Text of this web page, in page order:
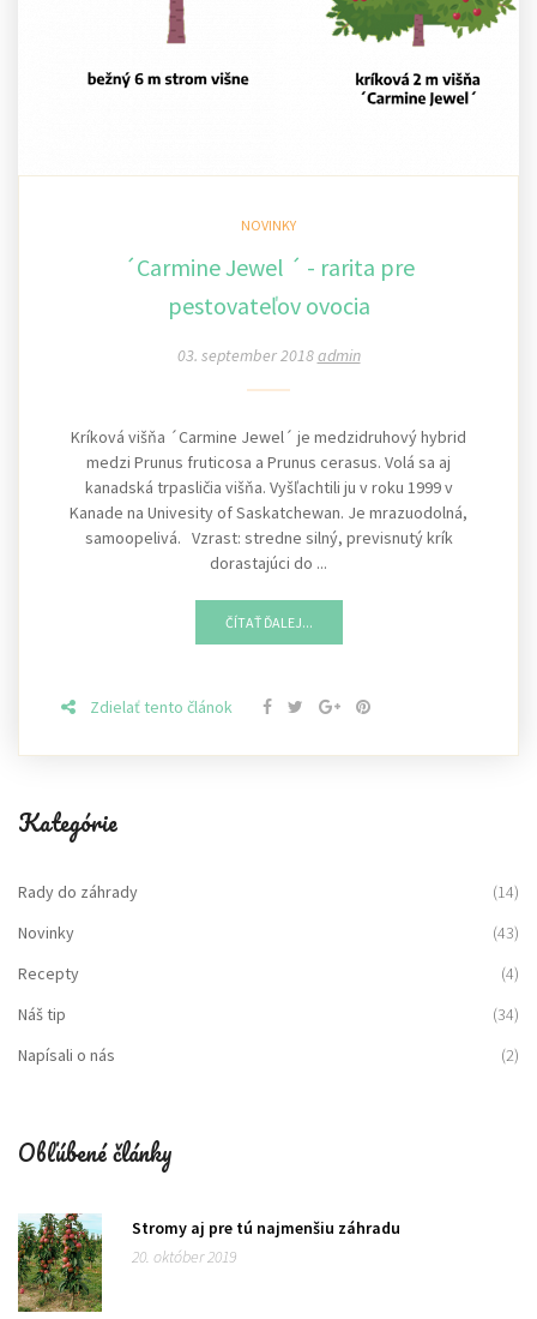
NOVINKY
´Carmine Jewel ´ - rarita pre
pestovateľov ovocia
03. september 2018admin
Kríková višňa ´Carmine Jewel´ je medzidruhový hybrid
medzi Prunus fruticosa a Prunus cerasus. Volá sa aj
kanadská trpasličia višňa. Vyšľachtili ju v roku 1999 v
Kanade na Univesity of Saskatchewan. Je mrazuodolná,
samoopelivá. Vzrast: stredne silný, previsnutý krík
dorastajúci do ...
ČÍTAŤ ĎALEJ...
Zdielať tento článok
Kategórie
Rady do záhrady
(14)
Novinky
(43)
Recepty
(4)
Náš tip
(34)
Napísali o nás
(2)
Obľúbené články
Stromy aj pre tú najmenšiu záhradu
20. október 2019